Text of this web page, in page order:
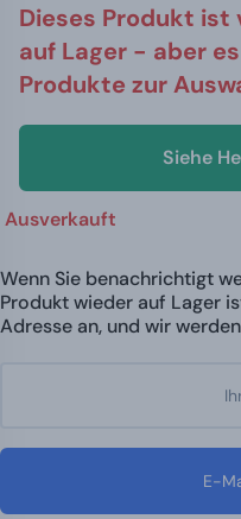
Dieses Produkt
auf Lager - aber
Produkte zur
Siehe
Ausverkauft
Wenn Sie benachrichtigt
Produkt wieder auf Lager
Adresse an, und wir
E-